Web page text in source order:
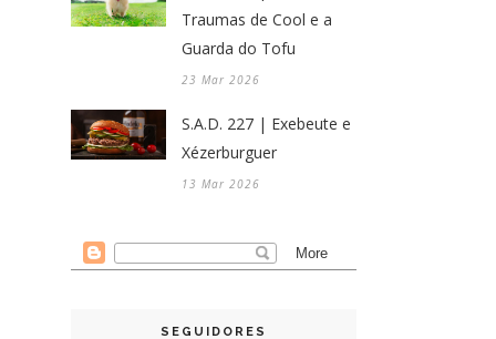
Traumas de Cool e a
Guarda do Tofu
23 Mar 2026
S.A.D. 227 | Exebeute e
Xézerburguer
13 Mar 2026
SEGUIDORES